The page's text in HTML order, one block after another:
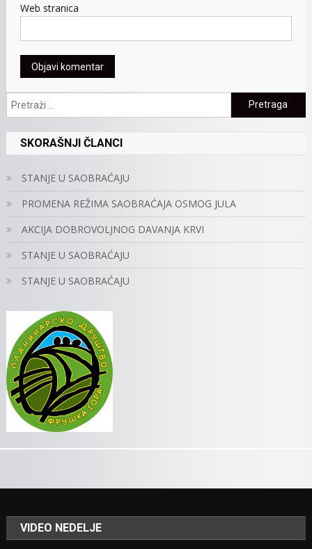
Web stranica
Pretraga:
SKORAŠNJI ČLANCI
STANJE U SAOBRAĆAJU
PROMENA REŽIMA SAOBRAĆAJA OSMOG JULA
AKCIJA DOBROVOLJNOG DAVANJA KRVI
STANJE U SAOBRAĆAJU
STANJE U SAOBRAĆAJU
VIDEO NEDELJE